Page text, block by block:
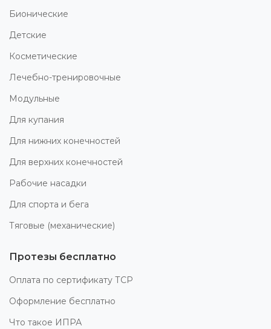
Бионические
Детские
Косметические
Лечебно-тренировочные
Модульные
Для купания
Для нижних конечностей
Для верхних конечностей
Рабочие насадки
Для спорта и бега
Тяговые (механические)
Протезы бесплатно
Оплата по сертификату ТСР
Оформление бесплатно
Что такое ИПРА